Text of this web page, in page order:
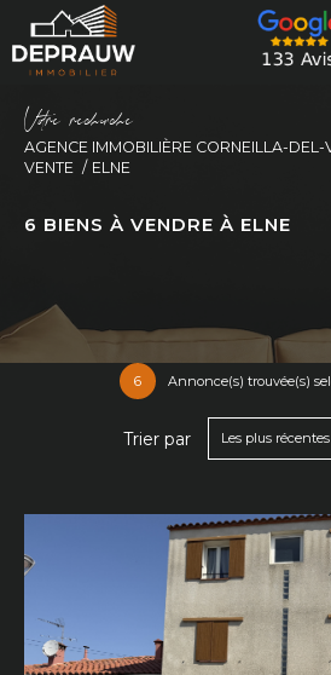
Vore recece
AGENCE IMMOBILIÈRE CORNEILLA-DEL-
VENTE
ELNE
6 BIENS À VENDRE À ELNE
6 Annonce(s) trouvée(s)
Trier par Les plus récentes